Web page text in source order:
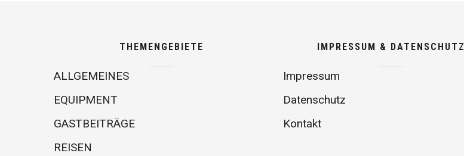
THEMENGEBIETE
ALLGEMEINES
EQUIPMENT
GASTBEITRÄGE
REISEN
IMPRESSUM & DATENSCHUTZ
Impressum
Datenschutz
Kontakt